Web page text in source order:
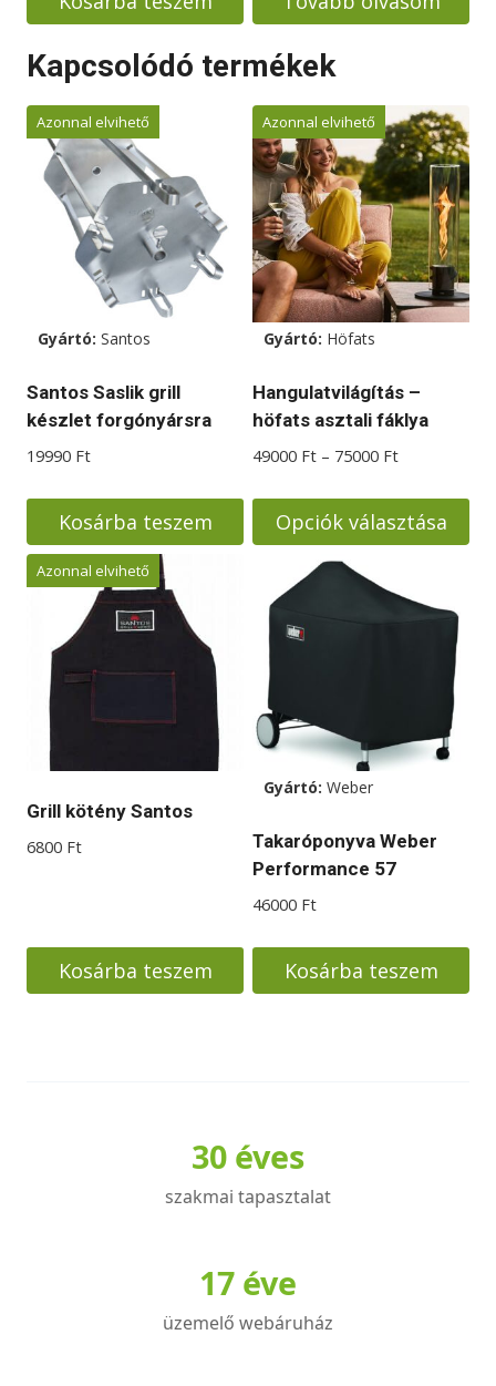
538000 Ft.455000 Ft.
Kapcsolódó termékek
Azonnal elvihető
Gyártó: Santos
Santos Saslik grill
készlet forgónyársra
19990 Ft
Kosárba teszem
Azonnal elvihető
Gyártó: Höfats
Hangulatvilágítás –
höfats asztali fáklya
49000 Ft – 75000 FtÁrtartomány:
-
75000 Ft
Opciók választása
terméknek
több
variációja
van.
A
változatok
termékoldalon
választhatók
Azonnal elvihető
Grill kötény Santos
6800 Ft
Kosárba teszem
Gyártó: Weber
Takaróponyva Weber
Performance 57
46000 Ft
Kosárba teszem
30 éves
szakmai tapasztalat
17 éve
üzemelő webáruház